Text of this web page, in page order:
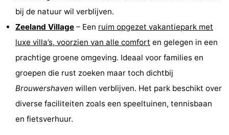
bij de natuur wil verblijven.
Zeeland Village – Een ruim opgezet vakantiepark met
luxe villa’s, voorzien van alle comfort en gelegen in een
prachtige groene omgeving. Ideaal voor families en
groepen die rust zoeken maar toch dichtbij
Brouwershaven willen verblijven. Het park beschikt over
diverse faciliteiten zoals een speeltuinen, tennisbaan
en fietsverhuur.